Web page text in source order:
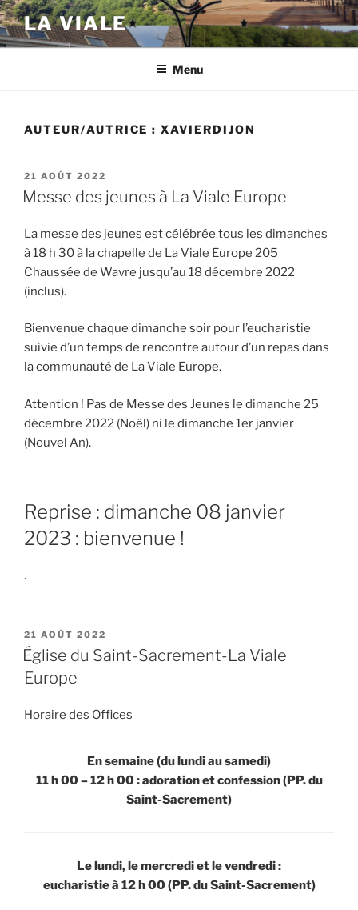
Aller
au
contenu
LA VIALE
Menu
AUTEUR/AUTRICE :XAVIERDIJON
PUBLIÉ
LE
21 AOÛT 2022
Messe des jeunes à La Viale Europe
La messe des jeunes est célébrée tous les dimanches
à 18 h 30 à la chapelle de La Viale Europe 205
Chaussée de Wavre jusqu’au 18 décembre 2022
(inclus).
Bienvenue chaque dimanche soir pour l’eucharistie
suivie d’un temps de rencontre autour d’un repas dans
la communauté de La Viale Europe.
Attention ! Pas de Messe des Jeunes le dimanche 25
décembre 2022 (Noël) ni le dimanche 1er janvier
(Nouvel An).
Reprise : dimanche 08 janvier
2023 : bienvenue !
.
PUBLIÉ
LE
21 AOÛT 2022
Église du Saint-Sacrement-La Viale
Europe
Horaire des Offices
En semaine (du lundi au samedi)
11 h 00 – 12 h 00 : adoration et confession(PP. du
Saint-Sacrement)
Le lundi, le mercredi et le vendredi :
eucharistie à 12 h 00(PP. du Saint-Sacrement)